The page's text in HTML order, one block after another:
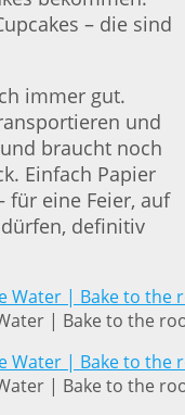
– die sind
immer gut.
und
braucht noch
Einfach Papier
für eine Feier, auf
definitiv
| Bake to the
| Bake to the